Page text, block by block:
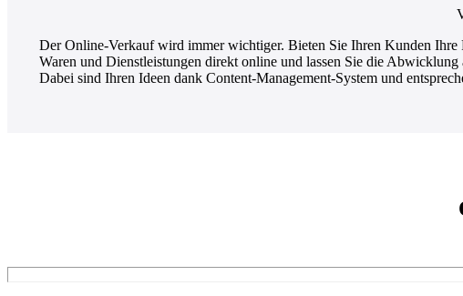
Der Online-Verkauf wird immer wichtiger. Bieten Sie Ihren Kunden
Waren und Dienstleistungen direkt online und lassen Sie die
Dabei sind Ihren Ideen dank Content-Management-System und